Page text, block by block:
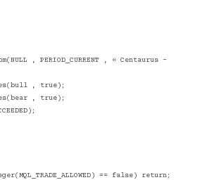
, PERIOD_CURRENT , « Centaurus –
, true);
, true);
== false) return;